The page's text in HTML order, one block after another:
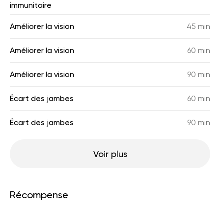
immunitaire
Améliorer la vision 45 min
Améliorer la vision 60 min
Améliorer la vision 90 min
Écart des jambes 60 min
Écart des jambes 90 min
Voir plus
Récompense